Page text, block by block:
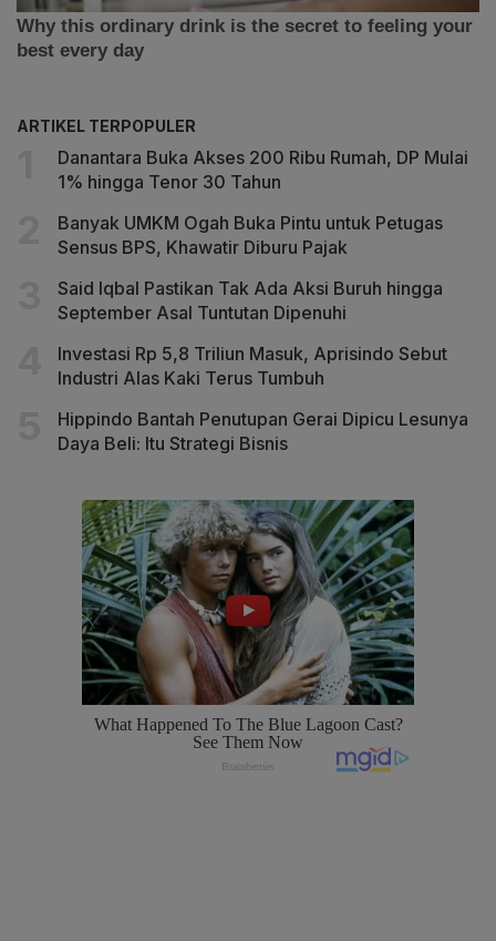
ARTIKEL TERPOPULER
Danantara Buka Akses 200 Ribu Rumah, DP Mulai
1% hingga Tenor 30 Tahun
Banyak UMKM Ogah Buka Pintu untuk Petugas
Sensus BPS, Khawatir Diburu Pajak
Said Iqbal Pastikan Tak Ada Aksi Buruh hingga
September Asal Tuntutan Dipenuhi
Investasi Rp 5,8 Triliun Masuk, Aprisindo Sebut
Industri Alas Kaki Terus Tumbuh
Hippindo Bantah Penutupan Gerai Dipicu Lesunya
Daya Beli: Itu Strategi Bisnis